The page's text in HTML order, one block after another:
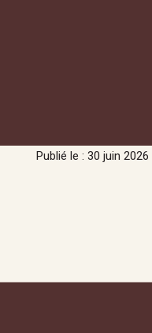
Publié le : 30 juin 2026